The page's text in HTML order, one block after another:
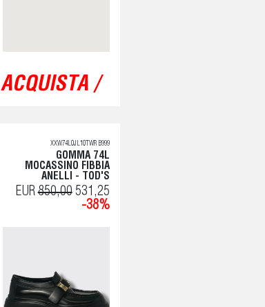
ACQUISTA /
XXW74L0JL10TWR B999
GOMMA 74L
MOCASSINO FIBBIA
ANELLI - TOD'S
EUR850,00531,25
-38%